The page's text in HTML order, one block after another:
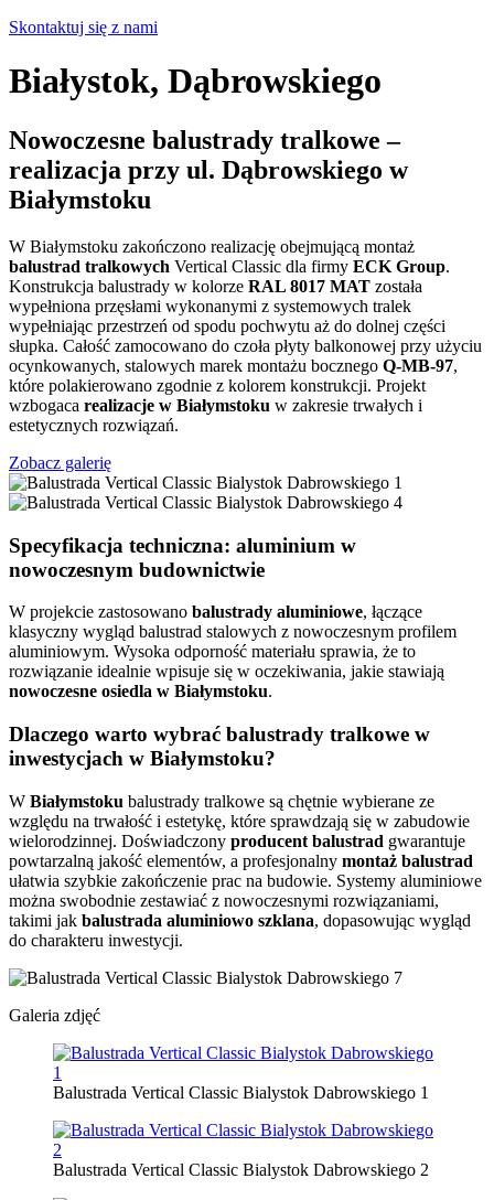
Skontaktuj się z nami
Białystok, Dąbrowskiego
Nowoczesne balustrady tralkowe –
realizacja przy ul. Dąbrowskiego w
Białymstoku
W Białymstoku zakończono realizację obejmującą montaż
balustrad tralkowych Vertical Classic dla firmy ECK Group.
Konstrukcja balustrady w kolorze RAL 8017 MAT została
wypełniona przęsłami wykonanymi z systemowych tralek
wypełniając przestrzeń od spodu pochwytu aż do dolnej części
słupka. Całość zamocowano do czoła płyty balkonowej przy użyciu
ocynkowanych, stalowych marek montażu bocznego Q-MB-97,
które polakierowano zgodnie z kolorem konstrukcji. Projekt
wzbogaca realizacje w Białymstoku w zakresie trwałych i
estetycznych rozwiązań.
Zobacz galerię
Specyfikacja techniczna: aluminium w
nowoczesnym budownictwie
W projekcie zastosowano balustrady aluminiowe, łączące
klasyczny wygląd balustrad stalowych z nowoczesnym profilem
aluminiowym. Wysoka odporność materiału sprawia, że to
rozwiązanie idealnie wpisuje się w oczekiwania, jakie stawiają
nowoczesne osiedla w Białymstoku.
Dlaczego warto wybrać balustrady tralkowe w
inwestycjach w Białymstoku?
W Białymstoku balustrady tralkowe są chętnie wybierane ze
względu na trwałość i estetykę, które sprawdzają się w zabudowie
wielorodzinnej. Doświadczony producent balustrad gwarantuje
powtarzalną jakość elementów, a profesjonalny montaż balustrad
ułatwia szybkie zakończenie prac na budowie. Systemy aluminiowe
można swobodnie zestawiać z nowoczesnymi rozwiązaniami,
takimi jak balustrada aluminiowo szklana, dopasowując wygląd
do charakteru inwestycji.
Galeria zdjęć
Balustrada Vertical Classic Bialystok Dabrowskiego 1
Balustrada Vertical Classic Bialystok Dabrowskiego 2